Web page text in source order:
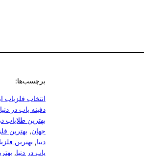
برچسب‌ها:
انتخاب فلزیاب
دفینه یاب در دنیا
بهترین طلایاب
جهان, بهترین
دنیا, بهترین
یاب در دنیا,